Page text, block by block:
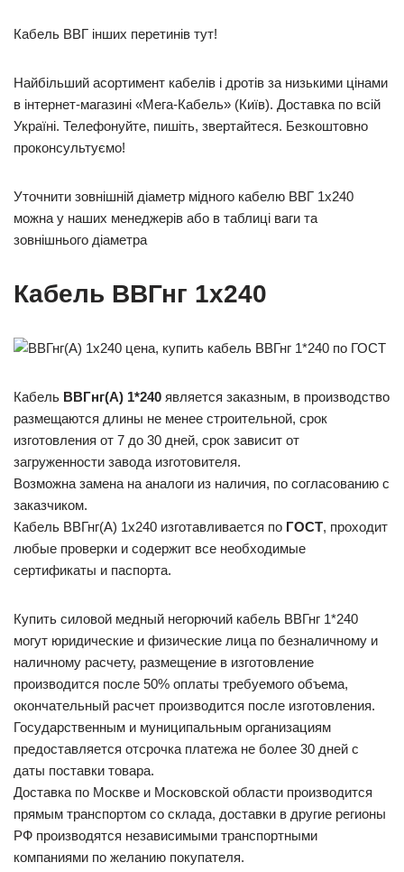
Кабель ВВГ інших перетинів тут!
Найбільший асортимент кабелів і дротів за низькими цінами
в інтернет-магазині «Мега-Кабель» (Київ). Доставка по всій
Україні. Телефонуйте, пишіть, звертайтеся. Безкоштовно
проконсультуємо!
Уточнити зовнішній діаметр мідного кабелю ВВГ 1х240
можна у наших менеджерів або в таблиці ваги та
зовнішнього діаметра
Кабель ВВГнг 1х240
Кабель ВВГнг(А) 1*240 является заказным, в производство
размещаются длины не менее строительной, срок
изготовления от 7 до 30 дней, срок зависит от
загруженности завода изготовителя.
Возможна замена на аналоги из наличия, по согласованию с
заказчиком.
Кабель ВВГнг(А) 1х240 изготавливается по ГОСТ, проходит
любые проверки и содержит все необходимые
сертификаты и паспорта.
Купить силовой медный негорючий кабель ВВГнг 1*240
могут юридические и физические лица по безналичному и
наличному расчету, размещение в изготовление
производится после 50% оплаты требуемого объема,
окончательный расчет производится после изготовления.
Государственным и муниципальным организациям
предоставляется отсрочка платежа не более 30 дней с
даты поставки товара.
Доставка по Москве и Московской области производится
прямым транспортом со склада, доставки в другие регионы
РФ производятся независимыми транспортными
компаниями по желанию покупателя.